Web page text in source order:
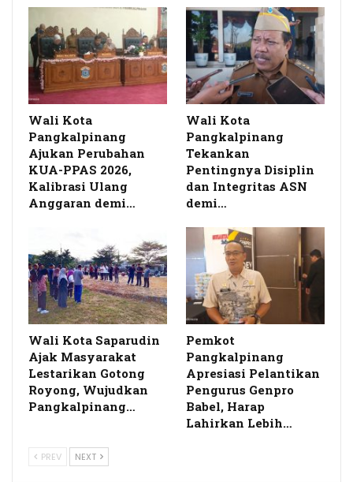
Wali Kota
Pangkalpinang
Ajukan Perubahan
KUA-PPAS 2026,
Kalibrasi Ulang
Anggaran demi…
Wali Kota
Pangkalpinang
Tekankan
Pentingnya Disiplin
dan Integritas ASN
demi…
Wali Kota Saparudin
Ajak Masyarakat
Lestarikan Gotong
Royong, Wujudkan
Pangkalpinang…
Pemkot
Pangkalpinang
Apresiasi Pelantikan
Pengurus Genpro
Babel, Harap
Lahirkan Lebih…
PREV NEXT